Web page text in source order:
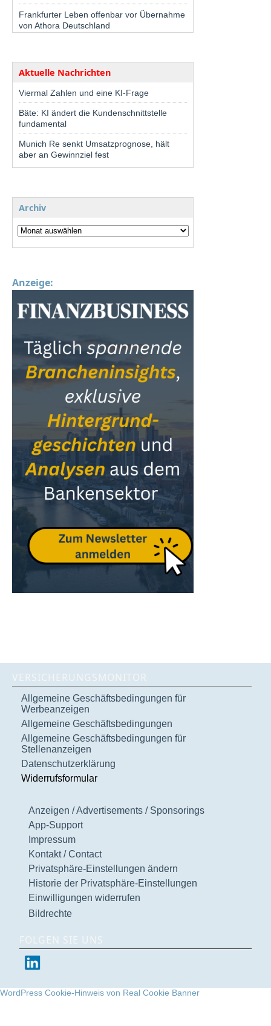
Frankfurter Leben offenbar vor Übernahme
von Athora Deutschland
Aktuelle Nachrichten
Viermal Zahlen und eine KI-Frage
Bäte: KI ändert die Kundenschnittstelle
fundamental
Munich Re senkt Umsatzprognose, hält
aber an Gewinnziel fest
Archiv
Anzeige:
VERSICHERUNGSMONITOR
Allgemeine Geschäftsbedingungen für
Werbeanzeigen
Allgemeine Geschäftsbedingungen
Allgemeine Geschäftsbedingungen für
Stellenanzeigen
Datenschutzerklärung
Widerrufsformular
Anzeigen / Advertisements / Sponsorings
App-Support
Impressum
Kontakt / Contact
Privatsphäre-Einstellungen ändern
Historie der Privatsphäre-Einstellungen
Einwilligungen widerrufen
Bildrechte
FOLGEN SIE UNS
WordPress Cookie-Hinweis von Real Cookie Banner